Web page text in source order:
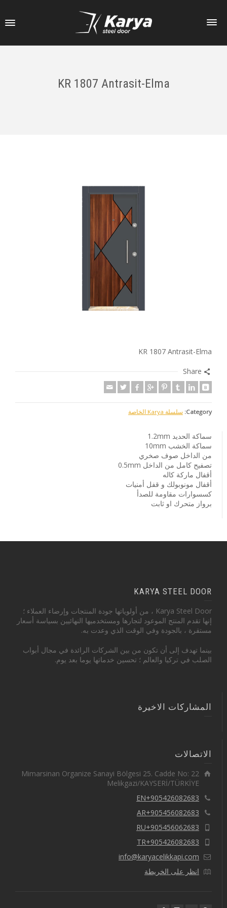
KR 1807 Antrasit-Elma
KR 1807 Antrasit-Elma
Share
Category: سلسلة Karya الخاصة
سماكة الحديد 1.2mm
سماكة الخشب 10mm
من الداخل صوف صخري
تصفيح كامل من الداخل 0.5mm
أقفال ماركة كاله
أقفال مونوبولك و قفل أمنيات
كسسوارات مقاومة للصدأ
برواز متحرك او ثابت
KARYA STEEL DOOR
Karya Steel Door ، من أولوياتها جودة المنتجات وإرضاء العملاء ؛
إنها تقدم المنتج الموعود لتجارها ومستخدميها النهائيين بسياسة أسعار
مستقرة ، بالجودة وفي الوقت الذي وعدت به.
بينما تهدف إلى أن تكون من بين الشركات الرائدة في مجال أبواب
الصلب في تركيا والعالم ؛ تحسين خدماتها يوما بعد يوم.
المشاركات الاخيرة
الاتصالات
Mimarsinan Organize Sanayi Bölgesi 25. Cadde No: 22
Melikgazi/KAYSERİ/TÜRKİYE
EN+905426082683
AR+905456082683
RU+905456062683
TR+905426082683
info@karyacelikkapi.com
انظر على الخريطة